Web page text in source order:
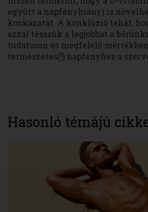
együtt a napfényhiány) is
kockázatát. A konklúzió tehát,
azzal tesszük a legjobbat a
tudatosan és megfelelő
természetes(!) napfényhez a
Hasonló témájú